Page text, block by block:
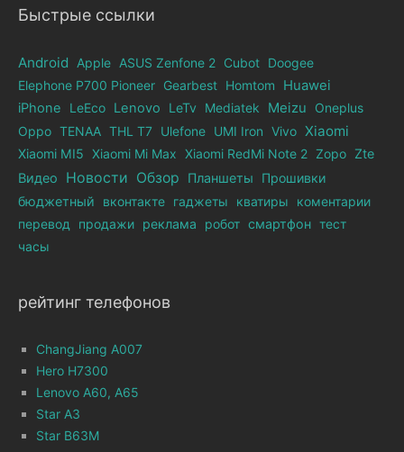
Быстрые ссылки
Android Apple ASUS Zenfone 2 Cubot Doogee
Elephone Р700 Pioneer Gearbest Homtom
Huawei
iPhone
LeEco Lenovo LeTv Mediatek Meizu
Oneplus
Oppo TENAA THL T7 Ulefone UMI Iron Vivo Xiaomi
Xiaomi MI5 Xiaomi Mi Max Xiaomi RedMi Note 2 Zopo Zte
Видео Новости Обзор Планшеты
Прошивки
бюджетный
вконтакте гаджеты кватиры
коментарии
перевод
продажи реклама робот смартфон тест
часы
рейтинг телефонов
ChangJiang A007
Hero H7300
Lenovo A60, A65
Star A3
Star B63M